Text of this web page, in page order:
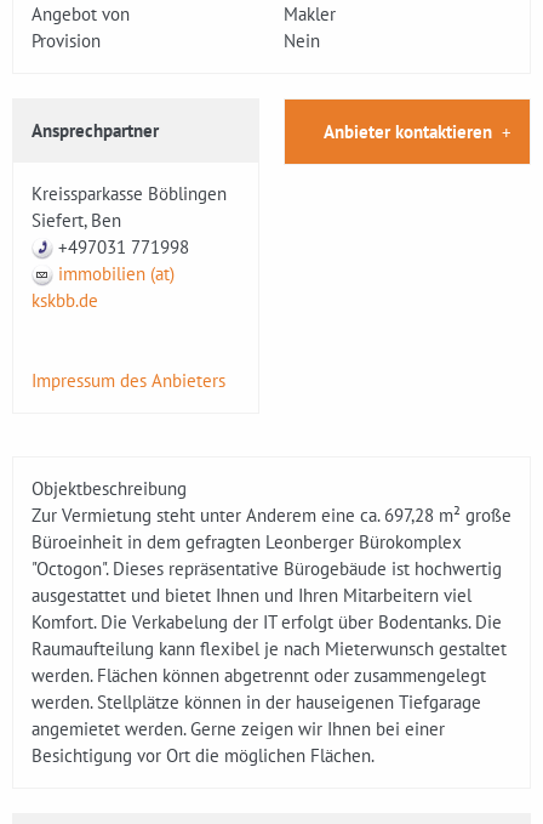
Angebot von
Makler
Provision
Nein
Ansprechpartner
Kreissparkasse Böblingen
Siefert, Ben
+497031 771998
immobilien (at)
kskbb.de
Impressum des Anbieters
Anbieter kontaktieren
Objektbeschreibung
Zur Vermietung steht unter Anderem eine ca. 697,28 m² große
Büroeinheit in dem gefragten Leonberger Bürokomplex
"Octogon". Dieses repräsentative Bürogebäude ist hochwertig
ausgestattet und bietet Ihnen und Ihren Mitarbeitern viel
Komfort. Die Verkabelung der IT erfolgt über Bodentanks. Die
Raumaufteilung kann flexibel je nach Mieterwunsch gestaltet
werden. Flächen können abgetrennt oder zusammengelegt
werden. Stellplätze können in der hauseigenen Tiefgarage
angemietet werden. Gerne zeigen wir Ihnen bei einer
Besichtigung vor Ort die möglichen Flächen.